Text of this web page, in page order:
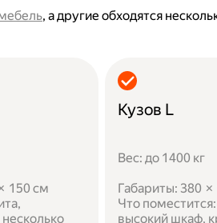
, а другие обходятся
150 см
Кузов L
Вес: до 1400 кг
Габариты: 380
Что
высокий шкаф,